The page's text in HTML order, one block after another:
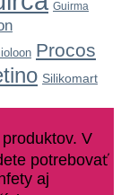
Guirma
Procos
Silikomart
V
potrebovať
aj